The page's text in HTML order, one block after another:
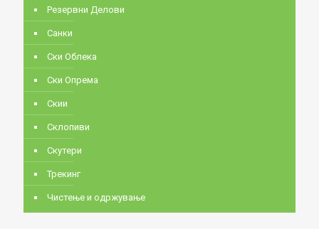
Резервни Делови
Санки
Ски Облека
Ски Опрема
Скии
Склопиви
Скутери
Трекинг
Чистење и одржување